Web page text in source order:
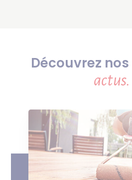
Découvrez nos
actus.